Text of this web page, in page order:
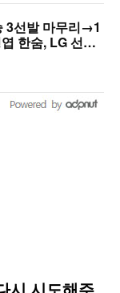
3선발 마무리→1
한숨, LG 선발